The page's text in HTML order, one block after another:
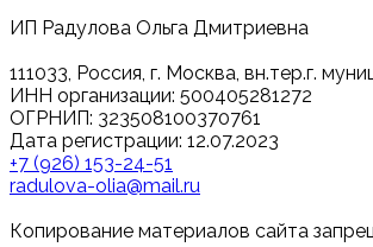
ИП Радулова Ольга Дмитриевна
111033, Россия, г. Москва, вн.тер.г.
ИНН организации: 500405281272
ОГРНИП: 323508100370761
Дата регистрации: 12.07.2023
+7 (926) 153-24-51
radulova-olia@mail.ru
Копирование материалов сайта